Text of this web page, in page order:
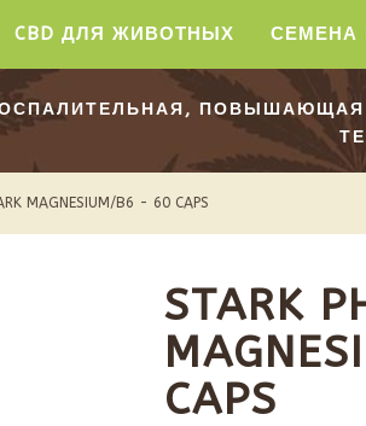
CBD ДЛЯ ЖИВОТНЫХ СЕМЕНА
MAGNESIUM/B6 - 60 CAPS
STARK
CAPS